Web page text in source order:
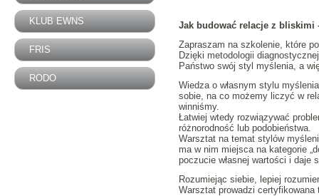
KLUB EWNS
FRIS
RODO
Jak budować relacje z bliskimi
Zapraszam na szkolenie, które
Dzięki metodologii
Państwo swój styl myślenia, a
Wiedza o własnym stylu
sobie, na co możemy liczyć w
winniśmy.
Łatwiej wtedy rozwiązywać
różnorodność lub podobieństwa.
Warsztat na temat stylów
ma w nim miejsca na kategorie
poczucie własnej wartości i daje
Rozumiejąc siebie, lepiej
Warsztat prowadzi